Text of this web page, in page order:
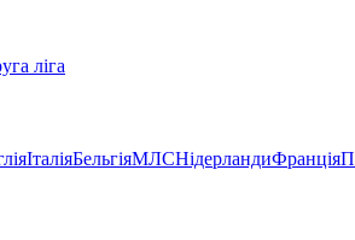
ліга
ІталіяБельгіяМЛСНідерландиФранція